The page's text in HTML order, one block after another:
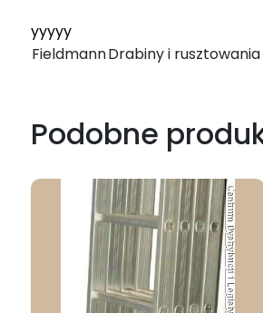
yyyyy
FieldmannDrabiny i rusztowania
Podobne